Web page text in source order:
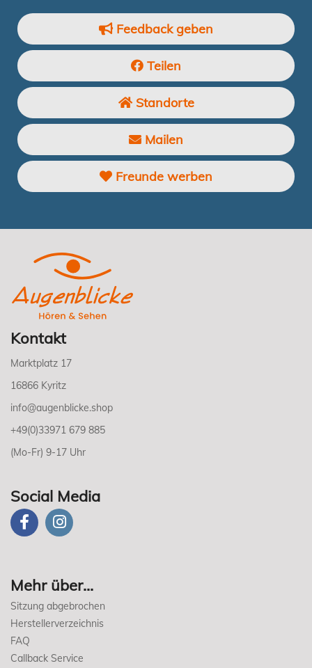
Feedback geben
Teilen
Standorte
Mailen
Freunde werben
Kontakt
Marktplatz 17
16866 Kyritz
info@augenblicke.shop
+49(0)33971 679 885
(Mo-Fr) 9-17 Uhr
Social Media
Mehr über...
Sitzung abgebrochen
Herstellerverzeichnis
FAQ
Callback Service